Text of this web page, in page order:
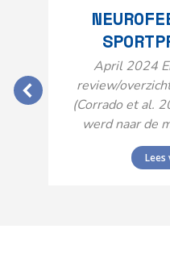
April 2024
review/
(Corrado et al.
werd naar de
Lees